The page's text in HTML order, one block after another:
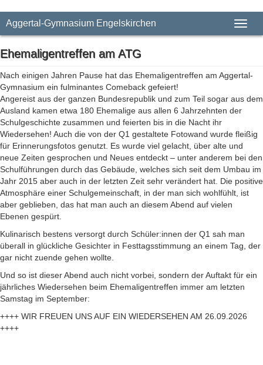
Aggertal-Gymnasium Engelskirchen
Ehemaligentreffen am ATG
Nach einigen Jahren Pause hat das Ehemaligentreffen am Aggertal-
Gymnasium ein fulminantes Comeback gefeiert!
Angereist aus der ganzen Bundesrepublik und zum Teil sogar aus dem
Ausland kamen etwa 180 Ehemalige aus allen 6 Jahrzehnten der
Schulgeschichte zusammen und feierten bis in die Nacht ihr
Wiedersehen! Auch die von der Q1 gestaltete Fotowand wurde fleißig
für Erinnerungsfotos genutzt. Es wurde viel gelacht, über alte und
neue Zeiten gesprochen und Neues entdeckt – unter anderem bei den
Schulführungen durch das Gebäude, welches sich seit dem Umbau im
Jahr 2015 aber auch in der letzten Zeit sehr verändert hat. Die positive
Atmosphäre einer Schulgemeinschaft, in der man sich wohlfühlt, ist
aber geblieben, das hat man auch an diesem Abend auf vielen
Ebenen gespürt.
Kulinarisch bestens versorgt durch Schüler:innen der Q1 sah man
überall in glückliche Gesichter in Festtagsstimmung an einem Tag, der
gar nicht zuende gehen wollte.
Und so ist dieser Abend auch nicht vorbei, sondern der Auftakt für ein
jährliches Wiedersehen beim Ehemaligentreffen immer am letzten
Samstag im September:
++++ WIR FREUEN UNS AUF EIN WIEDERSEHEN AM 26.09.2026
++++